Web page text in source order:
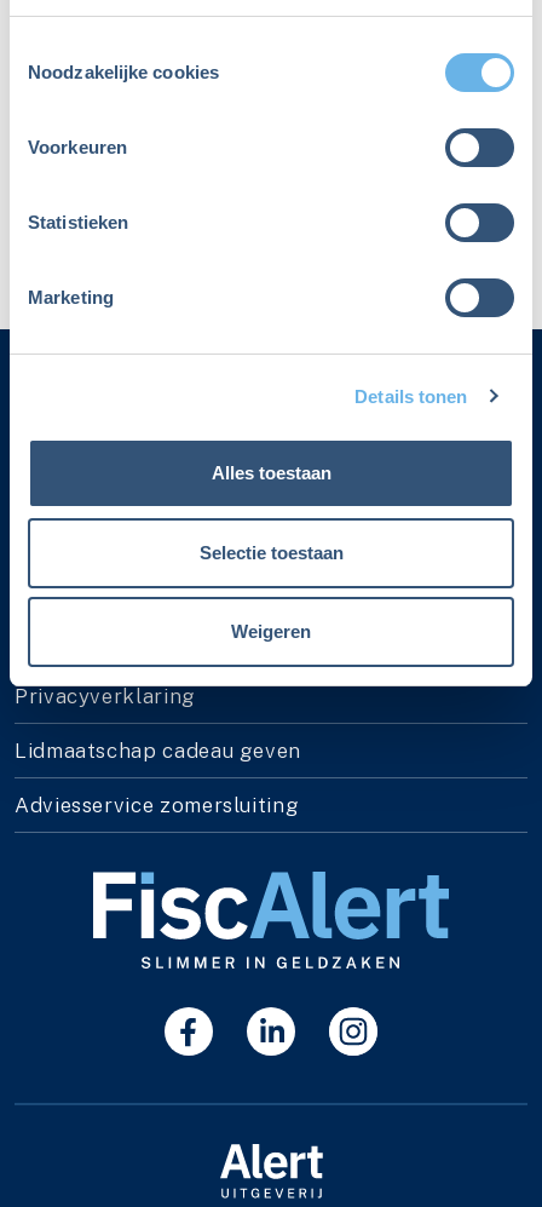
Noodzakelijke cookies
Voorkeuren
Statistieken
Marketing
Details tonen
Alles toestaan
Selectie toestaan
Weigeren
Niet meer ingelogd sinds
Voorwaarden lidmaatschap
Privacyverklaring
Lidmaatschap cadeau geven
Adviesservice zomersluiting